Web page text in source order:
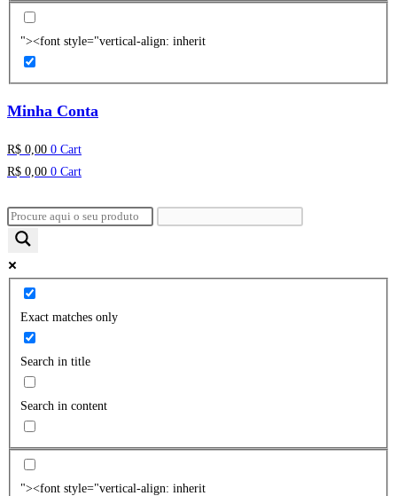
"><font style="vertical-align: inherit
Minha Conta
R$ 0,00 0 Cart
R$ 0,00 0 Cart
Exact matches only
Search in title
Search in content
"><font style="vertical-align: inherit